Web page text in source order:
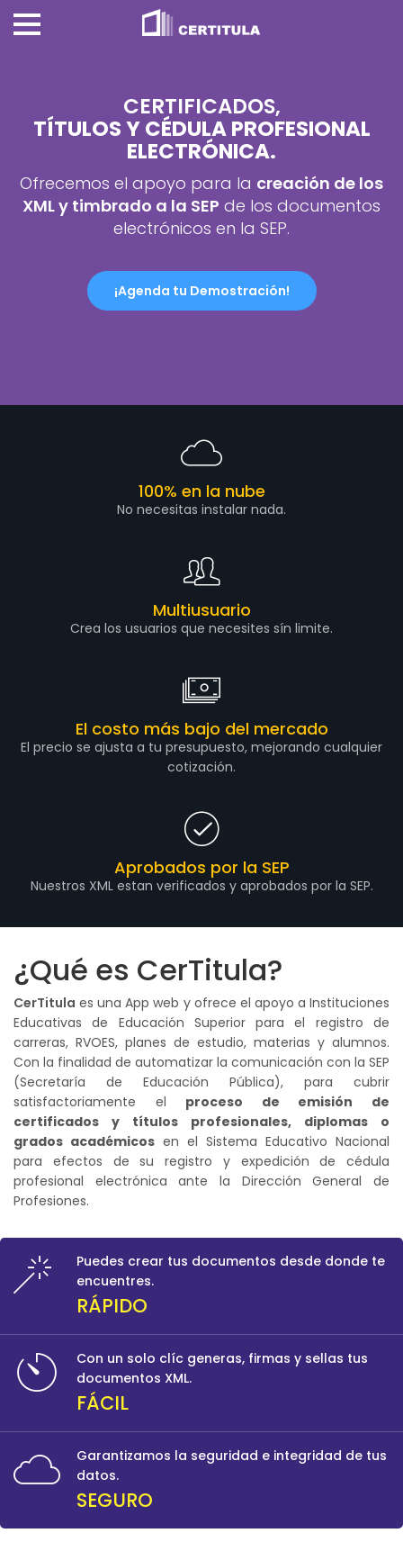
CERTIFICADOS,
TÍTULOS Y CÉDULA PROFESIONAL
ELECTRÓNICA.
Ofrecemos el apoyo para la creación de los
XML y timbrado a la SEP de los documentos
electrónicos en la SEP.
¡Agenda tu Demostración!
100% en la nube
No necesitas instalar nada.
Multiusuario
Crea los usuarios que necesites sín limite.
El costo más bajo del mercado
El precio se ajusta a tu presupuesto, mejorando cualquier
cotización.
Aprobados por la SEP
Nuestros XML estan verificados y aprobados por la SEP.
¿Qué es CerTitula?
CerTitula es una App web y ofrece el apoyo a Instituciones
Educativas de Educación Superior para el registro de
carreras, RVOES, planes de estudio, materias y alumnos.
Con la finalidad de automatizar la comunicación con la SEP
(Secretaría de Educación Pública), para cubrir
satisfactoriamente el proceso de emisión de
certificados y títulos profesionales, diplomas o
grados académicos en el Sistema Educativo Nacional
para efectos de su registro y expedición de cédula
profesional electrónica ante la Dirección General de
Profesiones.
Puedes crear tus documentos desde donde te
encuentres.
RÁPIDO
Con un solo clíc generas, firmas y sellas tus
documentos XML.
FÁCIL
Garantizamos la seguridad e integridad de tus
datos.
SEGURO